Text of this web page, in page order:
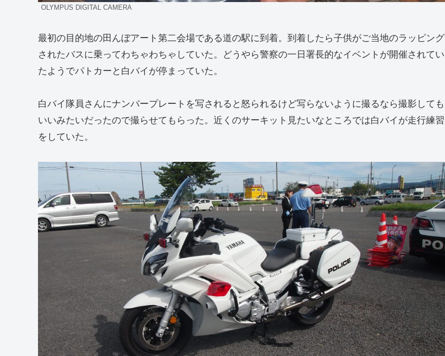
OLYMPUS DIGITAL CAMERA
最初の目的地の田んぼアート第二会場である道の駅に到着。到着したら子供がご当地のラッピング
されたバスに乗ってわちゃわちゃしていた。どうやら警察の一日署長的なイベントが開催されてい
たようでパトカーと白バイが停まっていた。
白バイ隊員さんにナンバープレートを写されると怒られるけど写らないように撮るなら撮影しても
いいみたいだったので撮らせてもらった。近くのサーキット見たいなところでは白バイが走行練習
をしていた。